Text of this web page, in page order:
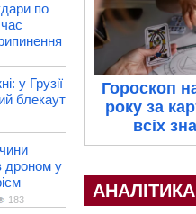
по
у Грузії
блекаут
дроном у
183
Гороскоп
року за
всіх
АНАЛІТИКА